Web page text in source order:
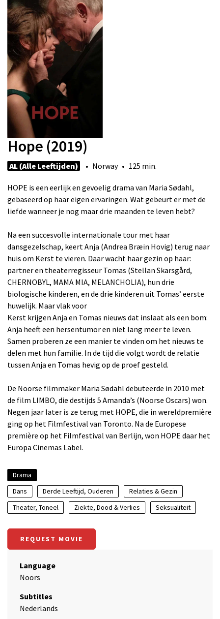
Hope (2019)
AL (Alle Leeftijden) • Norway • 125 min.
HOPE is een eerlijk en gevoelig drama van Maria Sødahl,
gebaseerd op haar eigen ervaringen. Wat gebeurt er met de
liefde wanneer je nog maar drie maanden te leven hebt?
Na een succesvolle internationale tour met haar
dansgezelschap, keert Anja (Andrea Bræin Hovig) terug naar
huis om Kerst te vieren. Daar wacht haar gezin op haar:
partner en theaterregisseur Tomas (Stellan Skarsgård,
CHERNOBYL, MAMA MIA, MELANCHOLIA), hun drie
biologische kinderen, en de drie kinderen uit Tomas’ eerste
huwelijk. Maar vlak voor
Kerst krijgen Anja en Tomas nieuws dat inslaat als een bom:
Anja heeft een hersentumor en niet lang meer te leven.
Samen proberen ze een manier te vinden om het nieuws te
delen met hun familie. In de tijd die volgt wordt de relatie
tussen Anja en Tomas hevig op de proef gesteld.
De Noorse filmmaker Maria Sødahl debuteerde in 2010 met
de film LIMBO, die destijds 5 Amanda’s (Noorse Oscars) won.
Negen jaar later is ze terug met HOPE, die in wereldpremière
ging op het Filmfestival van Toronto. Na de Europese
première op het Filmfestival van Berlijn, won HOPE daar het
Europa Cinemas Label.
Drama
Dans
Derde Leeftijd, Ouderen
Relaties & Gezin
Theater, Toneel
Ziekte, Dood & Verlies Seksualiteit
REQUEST MOVIE
Language
Noors
Subtitles
Nederlands